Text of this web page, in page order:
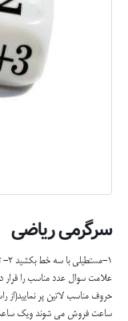
سرگرمی ریاضی